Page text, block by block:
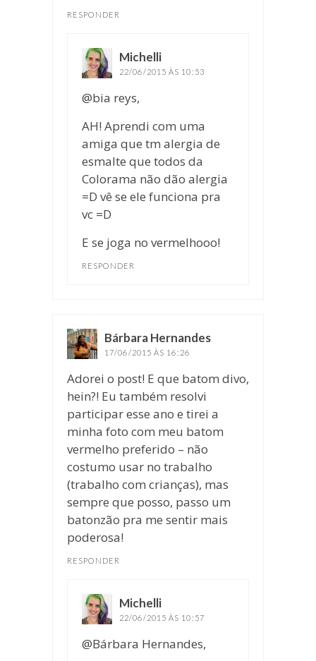
RESPONDER
Michelli
22/06/2015 ÀS 10:53
@bia reys,
AH! Aprendi com uma
amiga que tm alergia de
esmalte que todos da
Colorama não dão alergia
=D vê se ele funciona pra
vc =D
E se joga no vermelhooo!
RESPONDER
Bárbara Hernandes
17/06/2015 ÀS 16:26
Adorei o post! E que batom divo,
hein?! Eu também resolvi
participar esse ano e tirei a
minha foto com meu batom
vermelho preferido – não
costumo usar no trabalho
(trabalho com crianças), mas
sempre que posso, passo um
batonzão pra me sentir mais
poderosa!
RESPONDER
Michelli
22/06/2015 ÀS 10:57
@Bárbara Hernandes,